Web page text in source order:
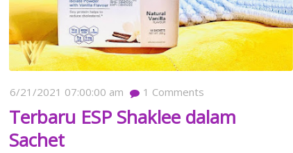
6/21/2021 07:00:00 am 1 Comments
Terbaru ESP Shaklee dalam
Sachet